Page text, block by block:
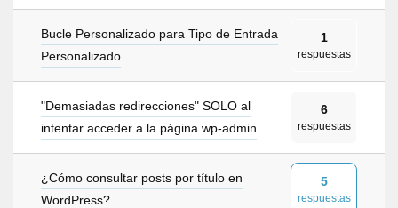
Bucle Personalizado para Tipo de Entrada
Personalizado
1
respuestas
"Demasiadas redirecciones" SOLO al
intentar acceder a la página wp-admin
6
respuestas
¿Cómo consultar posts por título en
WordPress?
5
respuestas